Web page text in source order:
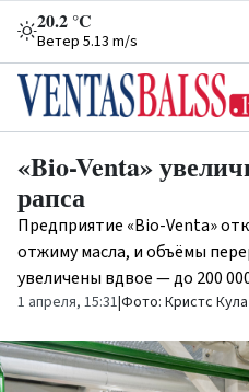
20.2 °C
Ветер 5.13 m/s
«Bio-Venta»
рапса
Предприятие «Bio-Venta»
отжиму масла, и объёмы
увеличены вдвое — до 200
1 апреля, 15:31|Фото: Кристс Кула